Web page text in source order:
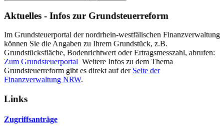
Aktuelles - Infos zur Grundsteuerreform
Im Grundsteuerportal der nordrhein-westfälischen Finanzverwaltung
können Sie die Angaben zu Ihrem Grundstück, z.B.
Grundstücksfläche, Bodenrichtwert oder Ertragsmesszahl, abrufen:
Zum Grundsteuerportal Weitere Infos zu dem Thema
Grundsteuerreform gibt es direkt auf der Seite der
Finanzverwaltung NRW.
Links
Zugriffsanträge